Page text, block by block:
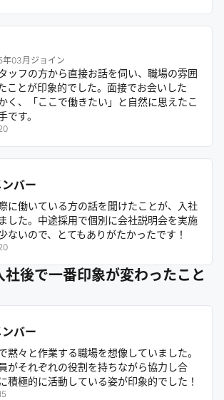
年03月ジョイン
ッフの方から直接お話を伺い、職場の雰囲
ことが印象的でした。面接でお会いした
く、「ここで働きたい」と自然に思えたこ
です。
バー
に働いている方の話を聞けたことが、入社
した。中途採用で個別に会社説明会を実施
ないので、とてもありがたかったです！
社後で一番印象が変わったこと
バー
黙々と作業する職場を想像していました。
がそれぞれの役割を持ちながら協力し合
積極的に活動している姿が印象的でした！